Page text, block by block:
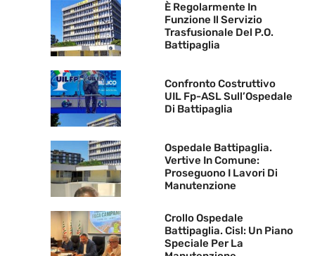
È Regolarmente In
Funzione Il Servizio
Trasfusionale Del P.O.
Battipaglia
Confronto Costruttivo
UIL Fp-ASL Sull’Ospedale
Di Battipaglia
Ospedale Battipaglia.
Vertive In Comune:
Proseguono I Lavori Di
Manutenzione
Crollo Ospedale
Battipaglia. Cisl: Un Piano
Speciale Per La